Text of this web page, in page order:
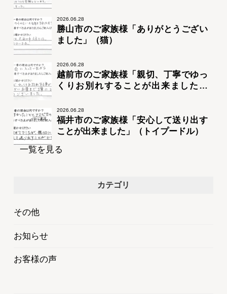
2026.06.28
勝山市のご家族様「ありがとうござい
ました」（猫）
2026.06.28
越前市のご家族様「親切、丁寧でゆっ
くりお別れすることが出来ました」
2026.06.28
福井市のご家族様「安心して送り出す
ことが出来ました」（トイプードル）
一覧を見る
カテゴリ
その他
お知らせ
お客様の声